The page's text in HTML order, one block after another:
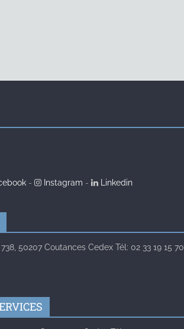
- Instagram - Linkedin
50207 Coutances Cedex Tél: 02 33 19 15 70